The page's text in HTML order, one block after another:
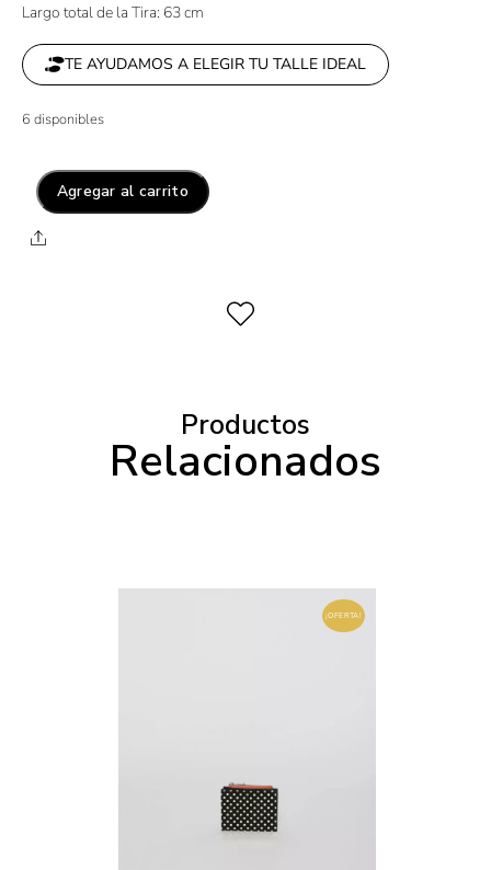
Largo total de la Tira: 63 cm
TE AYUDAMOS A ELEGIR TU TALLE IDEAL
6 disponibles
Agregar al carrito
Productos
Relacionados
¡OFERTA!